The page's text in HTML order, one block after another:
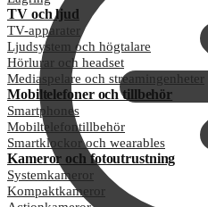
TV och ljud
TV-apparater
Ljudsystem och högtalare
Hörlurar och headset
Mediaspelare och streamingenheter
Mobiltelefoner och tillbehör
Smartphones
Mobiltelefontillbehör
Smartklockor och wearables
Kameror och fotoutrustning
Systemkameror
Kompaktkameror